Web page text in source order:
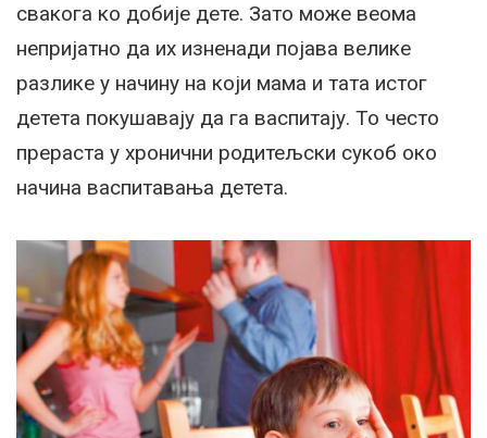
свакога ко добије дете. Зато може веома
непријатно да их изненади појава велике
разлике у начину на који мама и тата истог
детета покушавају да га васпитају. То често
прераста у хронични родитељски сукоб око
начина васпитавања детета.